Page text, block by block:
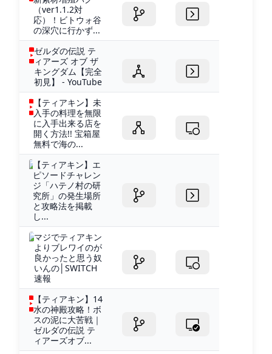
（ver1.1.2対
応）！ビトウォ谷
の深穴に行かず...
ゼルダの伝説 テ
ィアーズ オブ ザ
キングダム【完全
初見】 - YouTube
【ティアキン】未
入手の料理を無限
に入手出来る店を
開く方法!! 宝箱屋
無料で海の...
【ティアキン】エ
ピソードチャレン
ジ「ハテノ村の研
究所」の発生場所
と攻略法を掲載
し...
マジでティアキン
よりブレワイのが
良かったと思う奴
いんの│SWITCH
速報
【ティアキン】14
水の神殿攻略！ボ
スの泥に大苦戦｜
ゼルダの伝説 テ
ィアーズオブ...